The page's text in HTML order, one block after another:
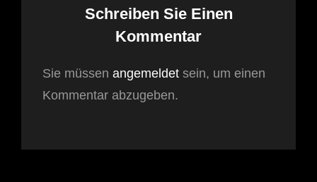
Schreiben Sie Einen
Kommentar
Sie müssen angemeldet sein, um einen
Kommentar abzugeben.